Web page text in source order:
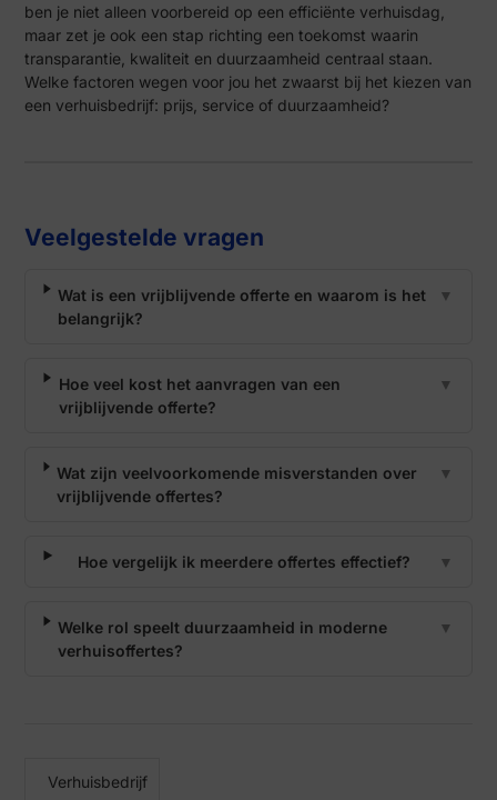
ben je niet alleen voorbereid op een efficiënte verhuisdag,
maar zet je ook een stap richting een toekomst waarin
transparantie, kwaliteit en duurzaamheid centraal staan.
Welke factoren wegen voor jou het zwaarst bij het kiezen van
een verhuisbedrijf: prijs, service of duurzaamheid?
Veelgestelde vragen
Wat is een vrijblijvende offerte en waarom is het
belangrijk?
▼
Hoe veel kost het aanvragen van een
vrijblijvende offerte?
▼
Wat zijn veelvoorkomende misverstanden over
vrijblijvende offertes?
▼
Hoe vergelijk ik meerdere offertes effectief? ▼
Welke rol speelt duurzaamheid in moderne
verhuisoffertes?
▼
Verhuisbedrijf